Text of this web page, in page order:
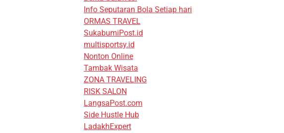
Info Seputaran Bola Setiap hari
ORMAS TRAVEL
SukabumiPost.id
multisportsy.id
Nonton Online
Tambak Wisata
ZONA TRAVELING
RISK SALON
LangsaPost.com
Side Hustle Hub
LadakhExpert